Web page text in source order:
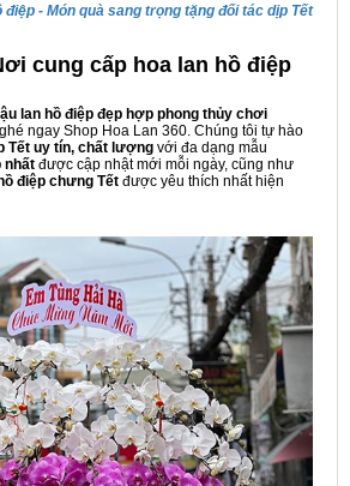
điệp - Món quà sang trọng tặng đối tác dịp Tết
cung cấp hoa lan hồ điệp
lan hồ điệp đẹp hợp phong thủy chơi
ngay Shop Hoa Lan 360. Chúng tôi tự hào
Tết uy tín, chất lượng với đa dạng mẫu
nhất được cập nhật mới mỗi ngày, cũng như
điệp chưng Tết được yêu thích nhất hiện